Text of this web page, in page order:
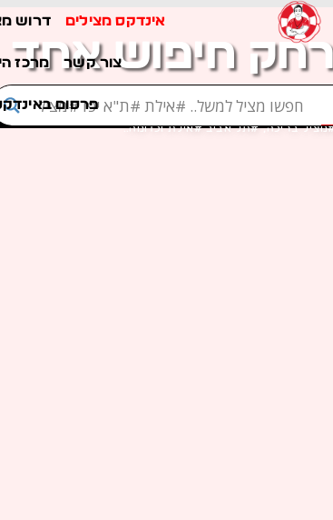
כל המצילים במקום אחד – לך נשאר
רק לבחור
אינדקס מצילים דרוש
צור קשר מרכז
פרסום
חיפוש אחד
בריכה, #תל אביב #אילת וכדומה..